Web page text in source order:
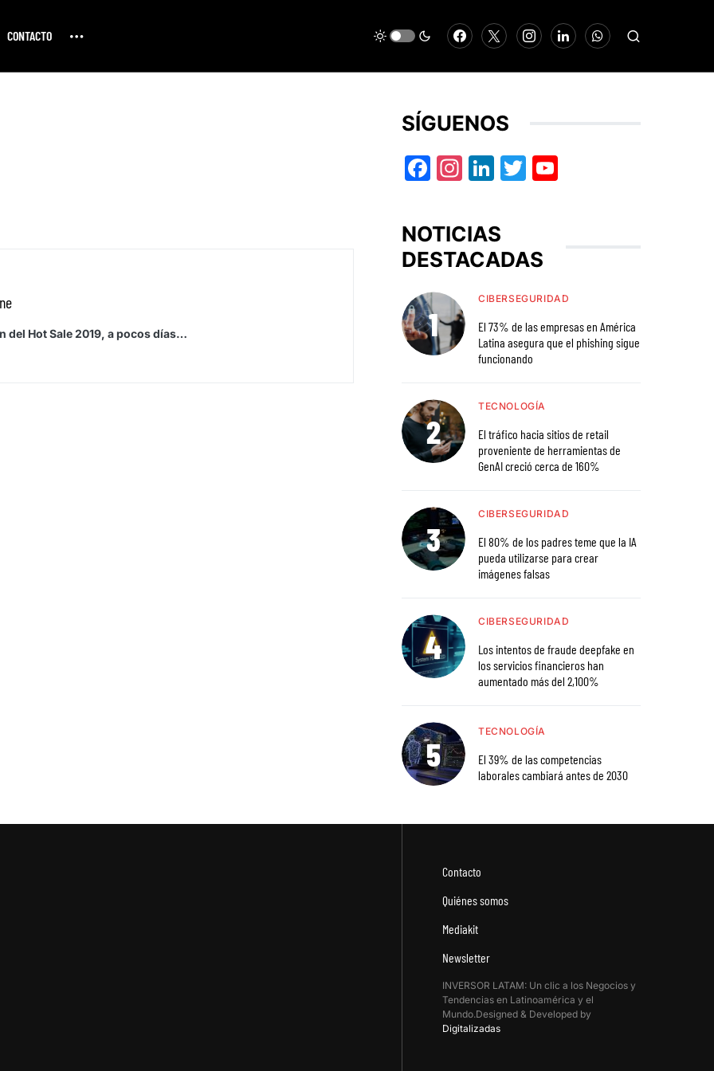
CONTACTO
del Hot Sale 2019, a pocos días…
SÍGUENOS
Facebook
Instagram
LinkedIn
Twitter
NOTICIAS
DESTACADAS
CIBERSEGURIDAD
El 73% de las empresas en América
Latina asegura que el phishing sigue
funcionando
TECNOLOGÍA
El tráfico hacia sitios de retail
proveniente de herramientas de
GenAI creció cerca de 160%
CIBERSEGURIDAD
El 80% de los padres teme que la IA
pueda utilizarse para crear
imágenes falsas
CIBERSEGURIDAD
Los intentos de fraude deepfake en
los servicios financieros han
aumentado más del 2,100%
TECNOLOGÍA
El 39% de las competencias
laborales cambiará antes de 2030
Contacto
Quiénes somos
Mediakit
Newsletter
INVERSOR LATAM: Un clic a los Negocios y
Tendencias en Latinoamérica y el
Mundo.Designed & Developed by
Digitalizadas